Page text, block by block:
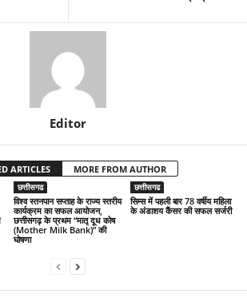
Editor
ARTICLES MORE FROM AUTHOR
छत्तीसगढ
विश्व स्तनपान सप्ताह के राज्य स्तरीय
कार्यक्रम का सफल आयोजन,
छत्तीसगढ़ के प्रथम “मातृ दूध कोष
(Mother Milk Bank)” की
घोषणा
छत्तीसगढ
सिम्स में पहली बार 78 वर्षीय महिला
के अंडाशय कैंसर की सफल सर्जरी